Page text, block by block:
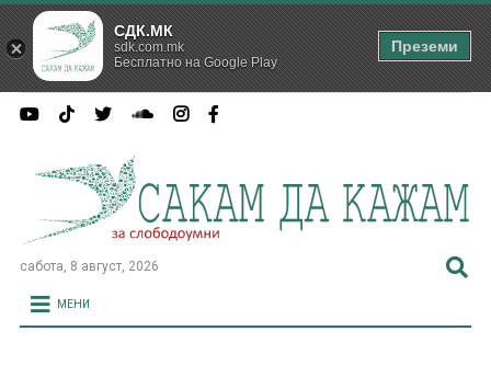
сабота, 8 август, 2026
МЕНИ
СДК.МК
sdk.com.mk
Бесплатно на Google Play
Преземи